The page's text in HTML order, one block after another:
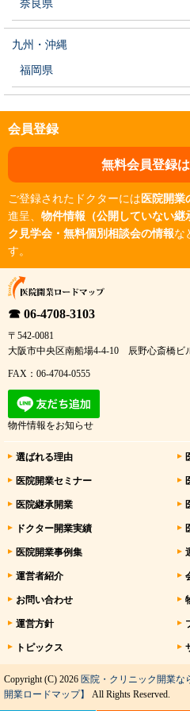
奈良県
九州・沖縄
福岡県
会員登録
無料会員登録
ご登録されたドクターには 医院開業
進呈、 物件情報（公開していない
ク見学会・無料個別相談会の情報な
す。
☎ 06-4708-3103
〒542-0081
大阪市中央区南船場4-4-10 辰野心斎橋ビ
FAX：06-4704-0555
物件情報をお知らせ
選ばれる理由
医院開業セミナー
医院継承開業
ドクター開業実績
医院開業事例集
運営者紹介
お問い合わせ
運営方針
トピックス
Copyright (C) 2026 医院・クリニック開業な
開業ロードマップ】
All Rights Reserved.